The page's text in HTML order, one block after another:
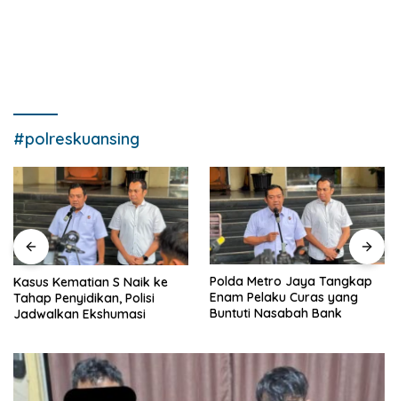
#polreskuansing
Kasus Kematian S Naik ke
Tahap Penyidikan, Polisi
Jadwalkan Ekshumasi
Polda Metro Jaya Tangkap
Enam Pelaku Curas yang
Buntuti Nasabah Bank